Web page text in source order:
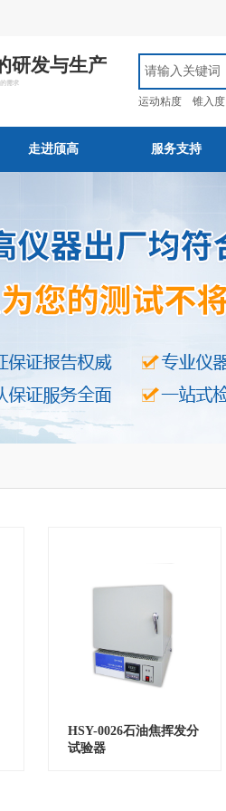
运动粘度 锥入度
研发与生产
需求
走进颀高 服务支持
HSY-0026石油焦挥发分
试验器